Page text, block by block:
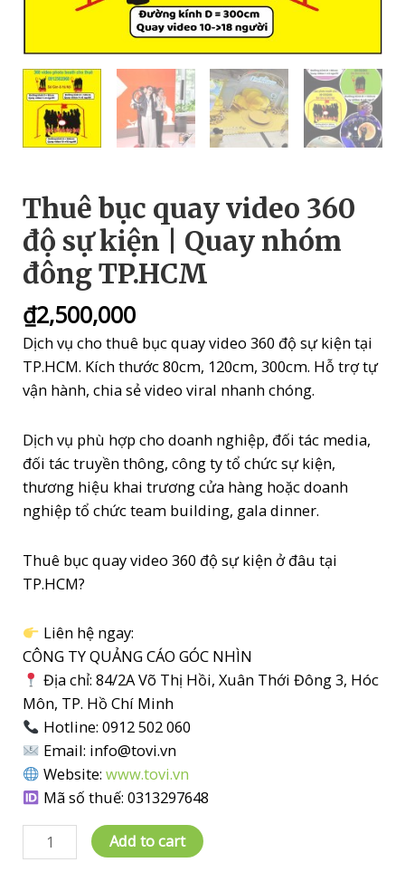
Thuê bục quay video 360
độ sự kiện | Quay nhóm
đông TP.HCM
₫2,500,000
Dịch vụ cho thuê bục quay video 360 độ sự kiện tại
TP.HCM. Kích thước 80cm, 120cm, 300cm. Hỗ trợ tự
vận hành, chia sẻ video viral nhanh chóng.
Dịch vụ phù hợp cho doanh nghiệp, đối tác media,
đối tác truyền thông, công ty tổ chức sự kiện,
thương hiệu khai trương cửa hàng hoặc doanh
nghiệp tổ chức team building, gala dinner.
Thuê bục quay video 360 độ sự kiện ở đâu tại
TP.HCM?
Liên hệ ngay:
CÔNG TY QUẢNG CÁO GÓC NHÌN
Địa chỉ: 84/2A Võ Thị Hồi, Xuân Thới Đông 3, Hóc
Môn, TP. Hồ Chí Minh
Hotline: 0912 502 060
Email: info@tovi.vn
Website: www.tovi.vn
Mã số thuế: 0313297648
Thuê
bục
Add to cart